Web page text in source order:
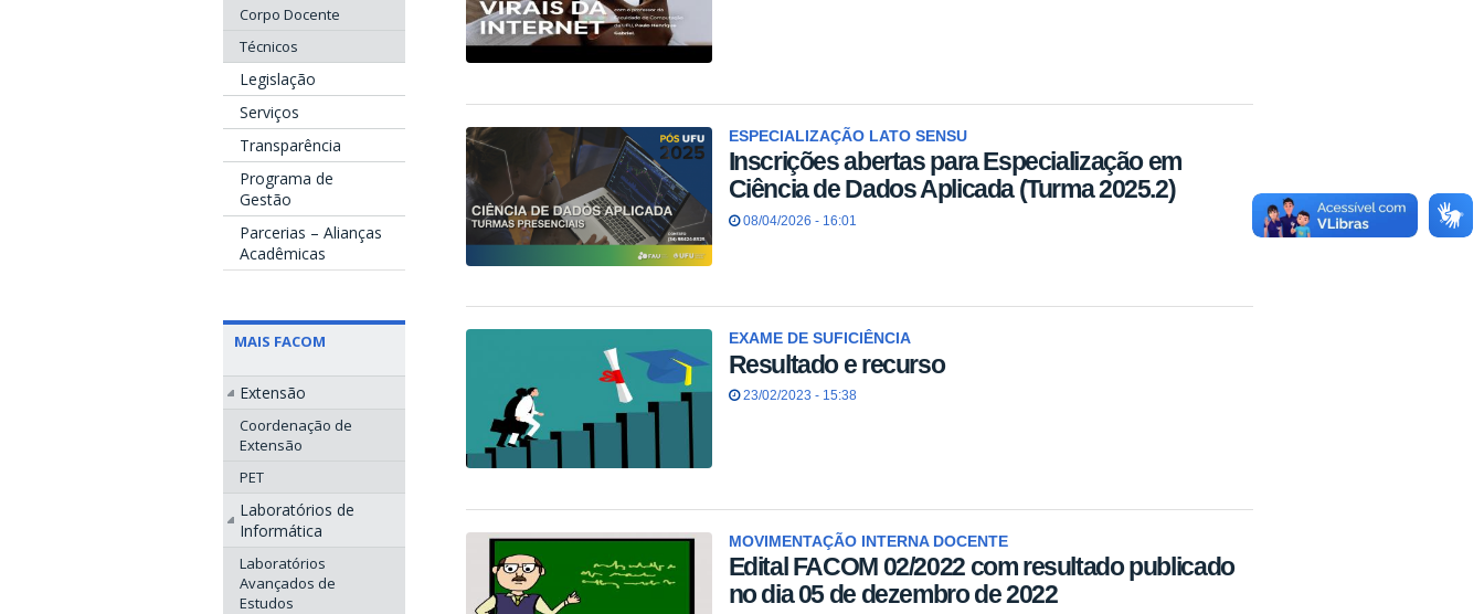
Corpo Docente
Técnicos
Legislação
Serviços
Transparência
Programa de
Gestão
Parcerias – Alianças
Acadêmicas
MAIS FACOM
Extensão
Coordenação de
Extensão
PET
Laboratórios de
Informática
Laboratórios
Avançados de
Estudos
ESPECIALIZAÇÃO LATO SENSU
Inscrições abertas para Especialização em
Ciência de Dados Aplicada (Turma 2025.2)
08/04/2026 - 16:01
EXAME DE SUFICIÊNCIA
Resultado e recurso
23/02/2023 - 15:38
MOVIMENTAÇÃO INTERNA DOCENTE
Edital FACOM 02/2022 com resultado publicado
no dia 05 de dezembro de 2022